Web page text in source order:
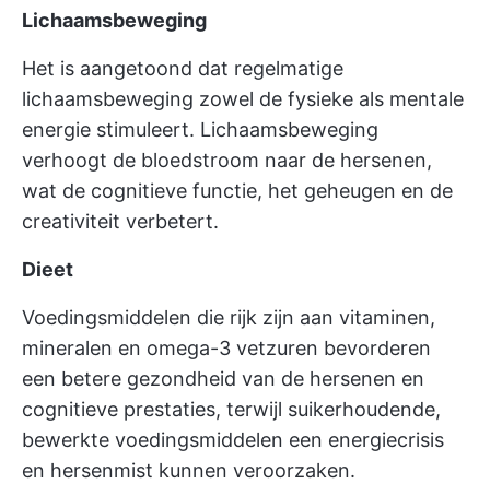
Lichaamsbeweging
Het is aangetoond dat regelmatige
lichaamsbeweging zowel de fysieke als mentale
energie stimuleert. Lichaamsbeweging
verhoogt de bloedstroom naar de hersenen,
wat de cognitieve functie, het geheugen en de
creativiteit verbetert.
Dieet
Voedingsmiddelen die rijk zijn aan vitaminen,
mineralen en omega-3 vetzuren bevorderen
een betere gezondheid van de hersenen en
cognitieve prestaties, terwijl suikerhoudende,
bewerkte voedingsmiddelen een energiecrisis
en hersenmist kunnen veroorzaken.